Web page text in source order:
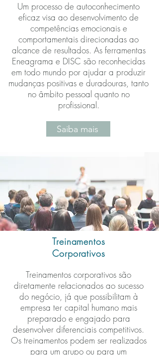
Um processo de autoconhecimento
eficaz visa ao desenvolvimento de
competências emocionais e
comportamentais direcionadas ao
alcance de resultados. As ferramentas
Eneagrama e DISC são reconhecidas
em todo mundo por ajudar a produzir
mudanças positivas e duradouras, tanto
no âmbito pessoal quanto no
profissional.
Saiba mais
Treinamentos
Corporativos
Treinamentos corporativos são
diretamente relacionados ao sucesso
do negócio, já que possibilitam à
empresa ter capital humano mais
preparado e engajado para
desenvolver diferenciais competitivos.
Os treinamentos podem ser realizados
para um grupo ou para um